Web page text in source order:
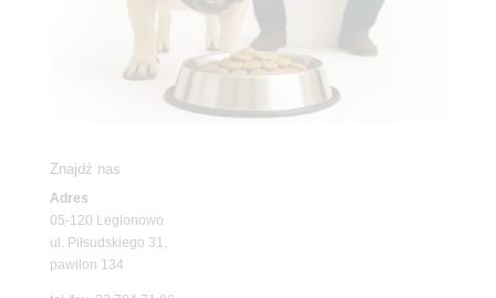
Znajdź nas
Adres
05-120 Legionowo
ul. Piłsudskiego 31,
pawilon 134